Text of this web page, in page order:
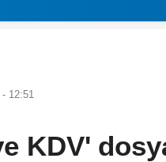
12:51
KDV'